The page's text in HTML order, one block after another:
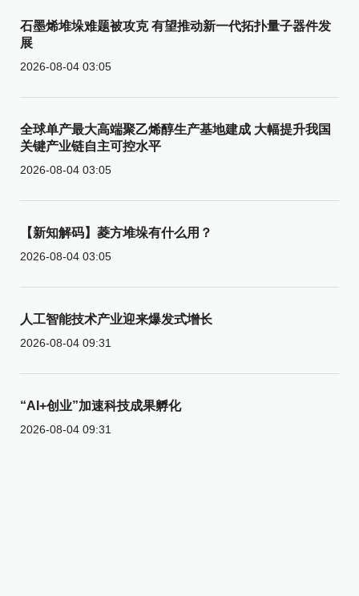
石墨烯堆垛难题被攻克 有望推动新一代拓扑量子器件发
展
2026-08-04 03:05
全球单产最大高端聚乙烯醇生产基地建成 大幅提升我国
关键产业链自主可控水平
2026-08-04 03:05
【新知解码】菱方堆垛有什么用？
2026-08-04 03:05
人工智能技术产业迎来爆发式增长
2026-08-04 09:31
“AI+创业”加速科技成果孵化
2026-08-04 09:31